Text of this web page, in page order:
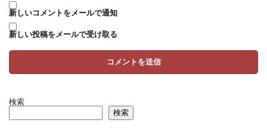
新しいコメントをメールで通知
新しい投稿をメールで受け取る
検索
検索